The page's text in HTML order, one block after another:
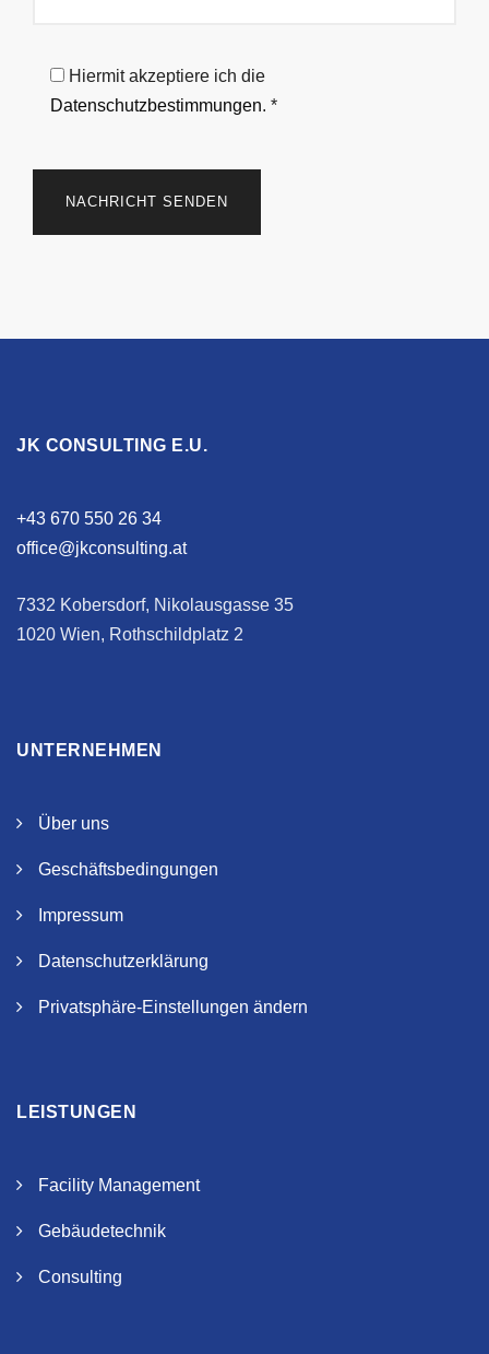
Hiermit akzeptiere ich die
Datenschutzbestimmungen. *
JK CONSULTING E.U.
+43 670 550 26 34
office@jkconsulting.at
7332 Kobersdorf, Nikolausgasse 35
1020 Wien, Rothschildplatz 2
UNTERNEHMEN
Über uns
Geschäftsbedingungen
Impressum
Datenschutzerklärung
Privatsphäre-Einstellungen ändern
LEISTUNGEN
Facility Management
Gebäudetechnik
Consulting